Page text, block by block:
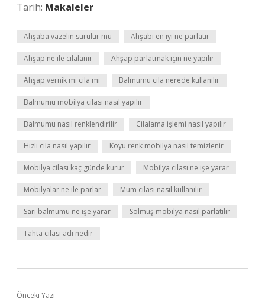
Tarih: Makaleler
Ahşaba vazelin sürülür mü Ahşabı en iyi ne parlatır
Ahşap ne ile cilalanır Ahşap parlatmak için ne yapılır
Ahşap vernik mi cila mı Balmumu cila nerede kullanılır
Balmumu mobilya cilası nasıl yapılır
Balmumu nasıl renklendirilir Cilalama işlemi nasıl yapılır
Hızlı cila nasıl yapılır Koyu renk mobilya nasıl temizlenir
Mobilya cilası kaç günde kurur Mobilya cilası ne işe yarar
Mobilyalar ne ile parlar Mum cilası nasıl kullanılır
Sarı balmumu ne işe yarar Solmuş mobilya nasıl parlatılır
Tahta cilası adı nedir
Önceki Yazı